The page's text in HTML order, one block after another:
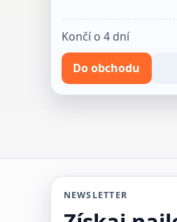
Končí o 4 dní
Do obchodu
NEWSLETTER